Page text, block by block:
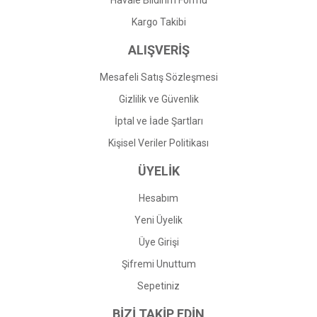
Gönder
Kargo Takibi
ALIŞVERİŞ
Mesafeli Satış Sözleşmesi
Gizlilik ve Güvenlik
İptal ve İade Şartları
Kişisel Veriler Politikası
ÜYELİK
Hesabım
Yeni Üyelik
Üye Girişi
Şifremi Unuttum
Sepetiniz
BİZİ TAKİP EDİN